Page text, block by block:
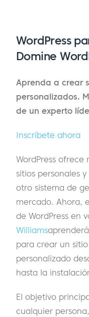
WordPress
Domine
Aprenda a crear
personalizados.
de un experto
Inscríbete ahora
WordPress
sitios personales
otro sistema de
mercado. Ahora,
de WordPress en
Williams
para crear un
personalizado
hasta la
El objetivo
cualquier